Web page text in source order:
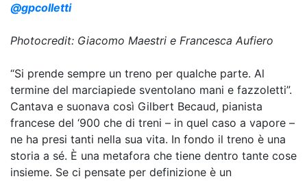
@gpcolletti
Photocredit: Giacomo Maestri e Francesca Aufiero
“Si prende sempre un treno per qualche parte. Al
termine del marciapiede sventolano mani e fazzoletti”.
Cantava e suonava così Gilbert Becaud, pianista
francese del ‘900 che di treni – in quel caso a vapore –
ne ha presi tanti nella sua vita. In fondo il treno è una
storia a sé. È una metafora che tiene dentro tante cose
insieme. Se ci pensate per definizione è un